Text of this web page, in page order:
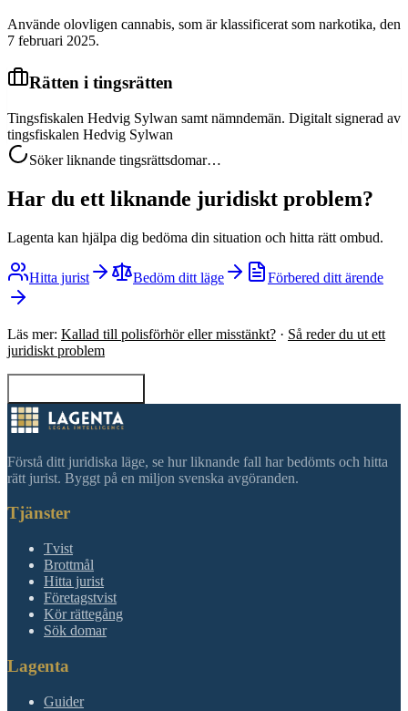
Använde olovligen cannabis, som är klassificerat som narkotika, den
7 februari 2025.
Rätten i tingsrätten
Tingsfiskalen Hedvig Sylwan samt nämndemän. Digitalt signerad av
tingsfiskalen Hedvig Sylwan
Söker liknande tingsrättsdomar…
Har du ett liknande juridiskt problem?
Lagenta kan hjälpa dig bedöma din situation och hitta rätt ombud.
Hitta jurist Bedöm ditt läge Förbered ditt ärende
Läs mer: Kallad till polisförhör eller misstänkt? · Så reder du ut ett
juridiskt problem
Förstå ditt juridiska läge, se hur liknande fall har bedömts och hitta
rätt jurist. Byggt på en miljon svenska avgöranden.
Tjänster
Tvist
Brottmål
Hitta jurist
Företagstvist
Kör rättegång
Sök domar
Lagenta
Guider